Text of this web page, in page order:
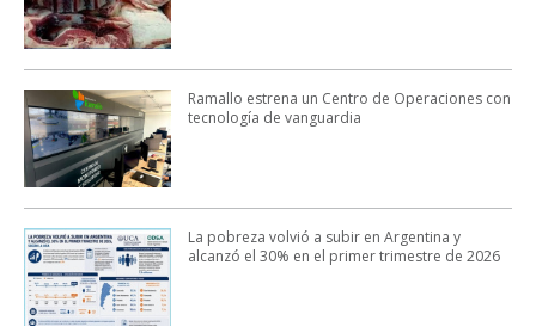
Ramallo estrena un Centro de Operaciones con
tecnología de vanguardia
La pobreza volvió a subir en Argentina y
alcanzó el 30% en el primer trimestre de 2026